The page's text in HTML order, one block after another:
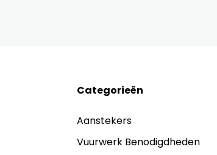
Categorieën
Aanstekers
Vuurwerk Benodigdheden